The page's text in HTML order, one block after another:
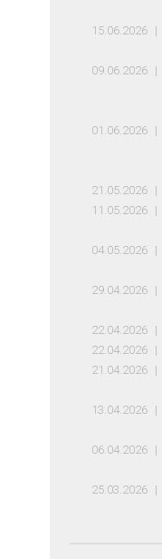
15.06.2026
09.06.2026
01.06.2026
21.05.2026
11.05.2026
04.05.2026
29.04.2026
22.04.2026
22.04.2026
21.04.2026
13.04.2026
06.04.2026
25.03.2026